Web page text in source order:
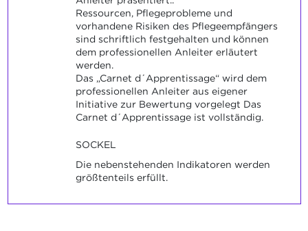
Ressourcen, Pflegeprobleme und
vorhandene Risiken des Pflegeempfängers
sind schriftlich festgehalten und können
dem professionellen Anleiter erläutert
werden.
Das „Carnet d´Apprentissage“ wird dem
professionellen Anleiter aus eigener
Initiative zur Bewertung vorgelegt Das
Carnet d´Apprentissage ist vollständig.
SOCKEL
Die nebenstehenden Indikatoren werden
größtenteils erfüllt.